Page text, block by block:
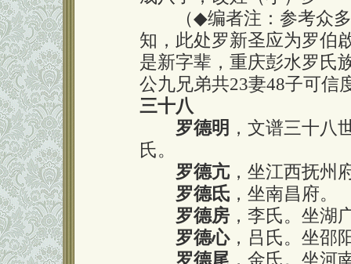
（◆编者注：参考众
知，此处罗新圣应为罗伯
是新字辈，重庆彭水罗氏
公九兄弟共23妻48子可信
三十八
罗德明 ，文谱三十八
氏。
罗德亢，坐江西抚州
罗德氐 ，坐南昌府。
罗德房 ，李氏。坐湖
罗德心，吕氏。坐邵
罗德尾 ，金氏。坐河